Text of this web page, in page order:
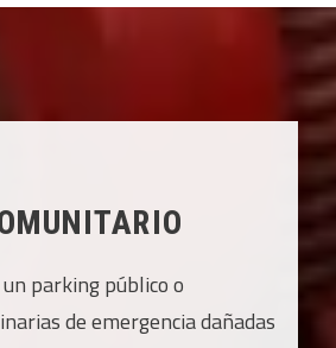
parking público o
de emergencia dañadas